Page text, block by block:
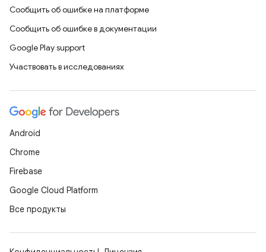
Сообщить об ошибке на платформе
Сообщить об ошибке в документации
Google Play support
Участвовать в исследованиях
Android
Chrome
Firebase
Google Cloud Platform
Все продукты